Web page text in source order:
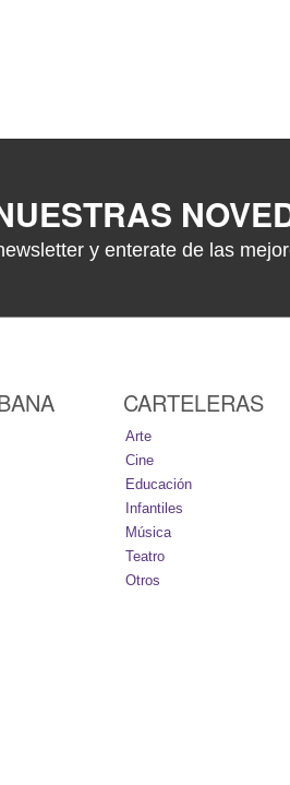
y enterate de las
CARTELERAS
Arte
Cine
Educación
Infantiles
Música
Teatro
Otros